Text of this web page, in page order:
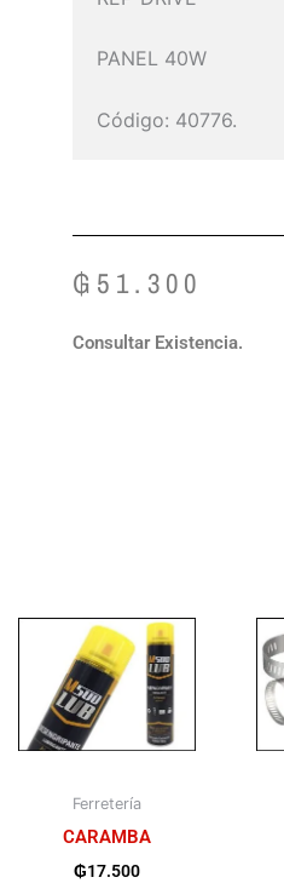
PANEL 40W
Código: 40776.
₲ 51.300
Consultar Existencia.
Ferretería
CARAMBA
₲17.500